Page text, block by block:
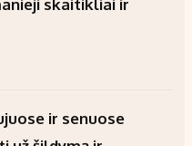
skaitikliai ir
ir senuose